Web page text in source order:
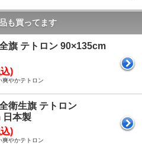
も買ってます
旗 テトロン 90×135cm
)
爽やかテトロン
衛生旗 テトロン
日本製
)
爽やかテトロン